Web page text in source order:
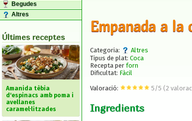
Begudes
Altres
Últimes receptes
Amanida tèbia
d'espinacs amb poma i
avellanes
caramel·litzades
Empanada a la
Categoria:
Altres
Tipus de plat: Coca
Recepta per forn
Dificultat: Fàcil
Valoració: 5 /5 (2
Ingredients